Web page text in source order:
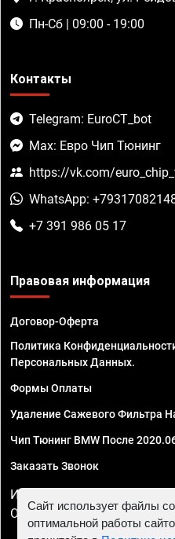
Пн-Сб | 09:00 - 19:00
Контакты
Telegram: EuroCT_bot
Max: Евро Чип Тюнинг
https://vk.com/
WhatsApp:
+7 391 986 05 17
Правовая информация
Договор-Оферта
Политика
Персональных Данных.
Формы Оплаты
Удаление Сажевого Фильтра
Чип Тюнинг BMW После
Заказать Звонок
ИП Смирнов Георгий
ОГРНИП 324470400032610
Сайт использует файлы
оптимальной работы